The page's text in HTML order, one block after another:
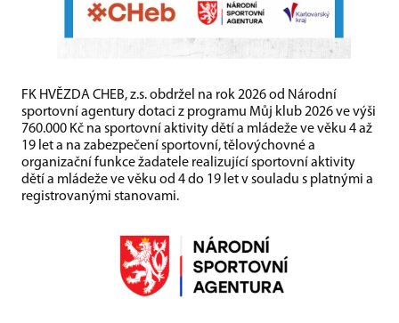
FK HVĚZDA CHEB, z.s. obdržel na rok 2026 od Národní
sportovní agentury dotaci z programu Můj klub 2026 ve výši
760.000 Kč na sportovní aktivity dětí a mládeže ve věku 4 až
19 let a na zabezpečení sportovní, tělovýchovné a
organizační funkce žadatele realizující sportovní aktivity
dětí a mládeže ve věku od 4 do 19 let v souladu s platnými a
registrovanými stanovami.